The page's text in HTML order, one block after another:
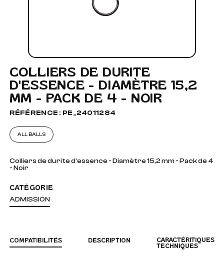
COLLIERS DE DURITE
D'ESSENCE - DIAMÈTRE 15,2
MM - PACK DE 4 - NOIR
RÉFÉRENCE : PE_24011284
ALL BALLS
Colliers de durite d'essence - Diamètre 15,2 mm - Pack de 4
- Noir
CATÉGORIE
ADMISSION
COMPATIBILITÉS DESCRIPTION
CARACTÉRITIQUES
TECHNIQUES